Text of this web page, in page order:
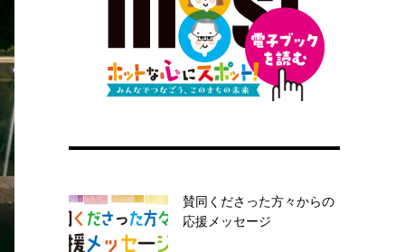
賛同くださった方々からの
応援メッセージ